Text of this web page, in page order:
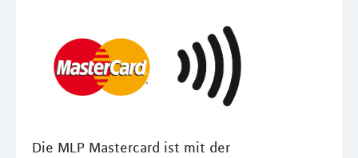
Die MLP Mastercard ist mit der